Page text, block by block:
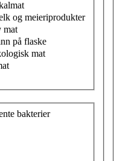
og meieriprodukter
mat
på flaske
mat
fra mat og drikke
bakterier